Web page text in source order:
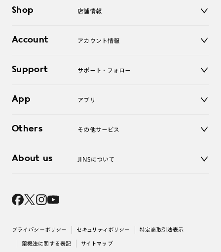
サングラス
コンタクトレンズ
アクセサリー
Shop 店舗情報
オンラインショップ
Account アカウント情報
ログアウト
Support サポート・フォロー
よくあるご質問
お問い合わせ
App アプリ
Others その他サービス
レンズ交換
About us JINSについて
採用情報
出店について
プライバシーポリシー セキュリティポリシー 特定商取引法表示
薬機法に関する表記 サイトマップ